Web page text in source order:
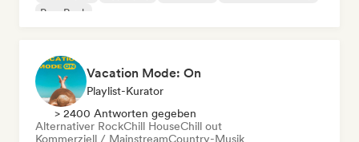
Pop-Rock
Vacation Mode: On
Playlist-Kurator
> 2400 Antworten gegeben
Alternativer RockChill HouseChill out
Kommerziell / MainstreamCountry-Musik